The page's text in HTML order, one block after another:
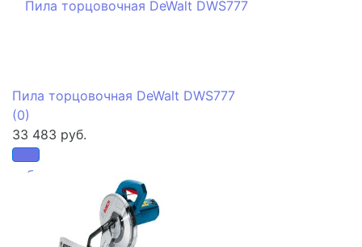
избранное
Пила торцовочная DeWalt DWS777
(0)
33 483 руб.